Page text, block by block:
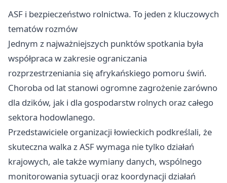
ASF i bezpieczeństwo rolnictwa. To jeden z kluczowych
tematów rozmów
Jednym z najważniejszych punktów spotkania była
współpraca w zakresie ograniczania
rozprzestrzeniania się afrykańskiego pomoru świń.
Choroba od lat stanowi ogromne zagrożenie zarówno
dla dzików, jak i dla gospodarstw rolnych oraz całego
sektora hodowlanego.
Przedstawiciele organizacji łowieckich podkreślali, że
skuteczna walka z ASF wymaga nie tylko działań
krajowych, ale także wymiany danych, wspólnego
monitorowania sytuacji oraz koordynacji działań